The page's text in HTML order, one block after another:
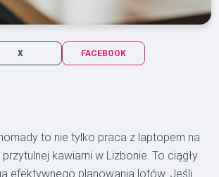
X FACEBOOK
to nie tylko praca z laptopem na
kawiarni w Lizbonie. To ciągły
efektywnego planowania lotów. Jeśli